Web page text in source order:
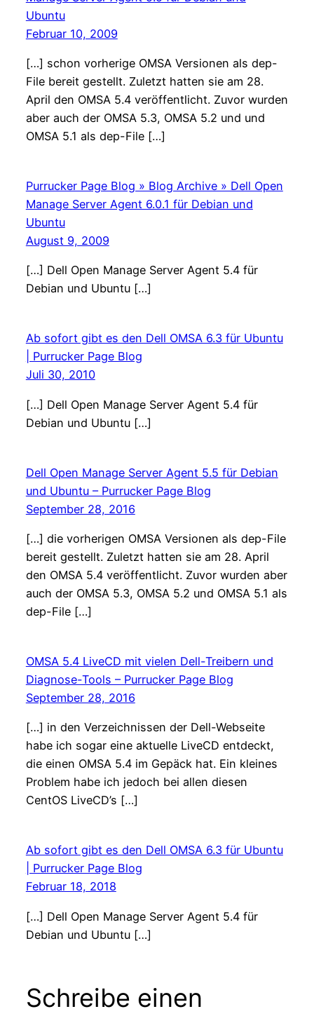
Ubuntu
Februar 10, 2009
[…] schon vorherige OMSA Versionen als dep-
File bereit gestellt. Zuletzt hatten sie am 28.
April den OMSA 5.4 veröffentlicht. Zuvor wurden
aber auch der OMSA 5.3, OMSA 5.2 und und
OMSA 5.1 als dep-File […]
Purrucker Page Blog » Blog Archive » Dell Open
Manage Server Agent 6.0.1 für Debian und
Ubuntu
August 9, 2009
[…] Dell Open Manage Server Agent 5.4 für
Debian und Ubuntu […]
Ab sofort gibt es den Dell OMSA 6.3 für Ubuntu
| Purrucker Page Blog
Juli 30, 2010
[…] Dell Open Manage Server Agent 5.4 für
Debian und Ubuntu […]
Dell Open Manage Server Agent 5.5 für Debian
und Ubuntu – Purrucker Page Blog
September 28, 2016
[…] die vorherigen OMSA Versionen als dep-File
bereit gestellt. Zuletzt hatten sie am 28. April
den OMSA 5.4 veröffentlicht. Zuvor wurden aber
auch der OMSA 5.3, OMSA 5.2 und OMSA 5.1 als
dep-File […]
OMSA 5.4 LiveCD mit vielen Dell-Treibern und
Diagnose-Tools – Purrucker Page Blog
September 28, 2016
[…] in den Verzeichnissen der Dell-Webseite
habe ich sogar eine aktuelle LiveCD entdeckt,
die einen OMSA 5.4 im Gepäck hat. Ein kleines
Problem habe ich jedoch bei allen diesen
CentOS LiveCD’s […]
Ab sofort gibt es den Dell OMSA 6.3 für Ubuntu
| Purrucker Page Blog
Februar 18, 2018
[…] Dell Open Manage Server Agent 5.4 für
Debian und Ubuntu […]
Schreibe einen